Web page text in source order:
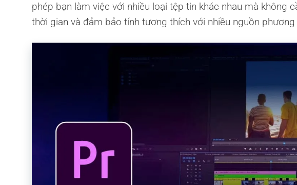
phép bạn làm việc với nhiều loại tệp tin khác nhau mà không
thời gian và đảm bảo tính tương thích với nhiều nguồn phương